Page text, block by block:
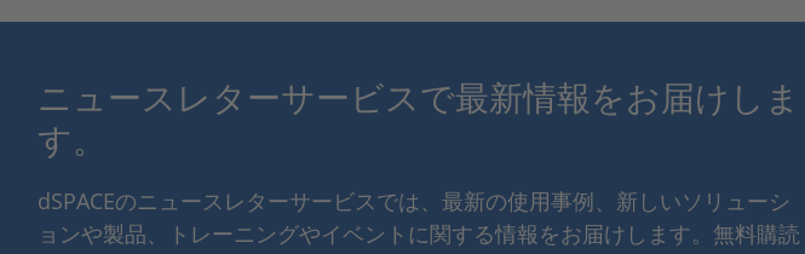
ニュースレターサービスで最新情報をお届けしま
す。
dSPACEのニュースレターサービスでは、最新の使用事例、新しいソリューシ
ョンや製品、トレーニングやイベントに関する情報をお届けします。無料購読